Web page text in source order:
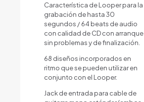
Característica de Looper para la
grabación de hasta 30
segundos / 64 beats de audio
con calidad de CD con arranque
sin problemas y de finalización.
68 diseños incorporados en
ritmo que se pueden utilizar en
conjunto con el Looper.
Jack de entrada para cable de